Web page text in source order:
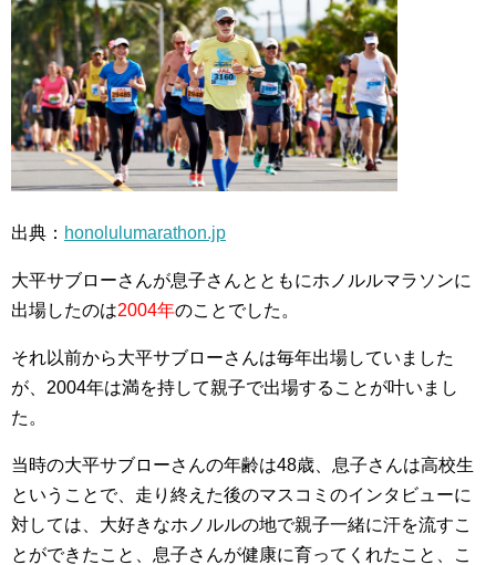
出典： honolulumarathon.jp
大平サブローさんが息子さんとともにホノルルマラソンに
出場したのは2004年のことでした。
それ以前から大平サブローさんは毎年出場していました
が、2004年は満を持して親子で出場することが叶いまし
た。
当時の大平サブローさんの年齢は48歳、息子さんは高校生
ということで、走り終えた後のマスコミのインタビューに
対しては、大好きなホノルルの地で親子一緒に汗を流すこ
とができたこと、息子さんが健康に育ってくれたこと、こ